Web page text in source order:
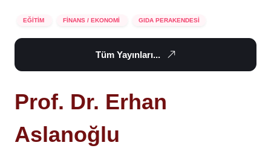
EĞİTİM FİNANS / EKONOMİ GIDA PERAKENDESİ
Tüm Yayınları...
Prof. Dr. Erhan
Aslanoğlu